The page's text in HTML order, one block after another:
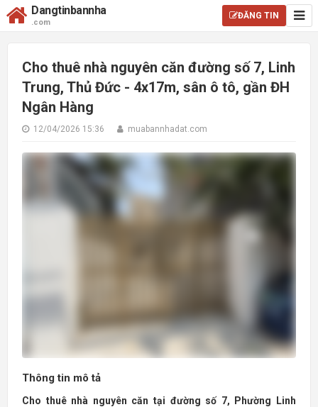
Dangtinbannha
.com
ĐĂNG TIN
Cho thuê nhà nguyên căn đường số 7, Linh
Trung, Thủ Đức - 4x17m, sân ô tô, gần ĐH
Ngân Hàng
12/04/2026 15:36 muabannhadat.com
Thông tin mô tả
Cho thuê nhà nguyên căn tại đường số 7, Phường Linh